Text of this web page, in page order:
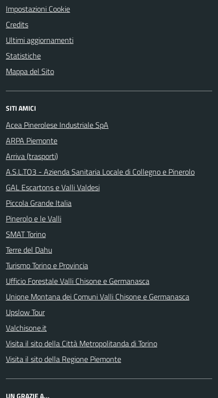
Impostazioni Cookie
Credits
Ultimi aggiornamenti
Statistiche
Mappa del Sito
SITI AMICI
Acea Pinerolese Industriale SpA
ARPA Piemonte
Arriva (trasporti)
A.S.L.TO3 - Azienda Sanitaria Locale di Collegno e Pinerolo
GAL Escartons e Valli Valdesi
Piccola Grande Italia
Pinerolo e le Valli
SMAT Torino
Terre del Dahu
Turismo Torino e Provincia
Ufficio Forestale Valli Chisone e Germanasca
Unione Montana dei Comuni Valli Chisone e Germanasca
Upslow Tour
Valchisone.it
Visita il sito della Città Metropolitanda di Torino
Visita il sito della Regione Piemonte
UN GRAZIE A...